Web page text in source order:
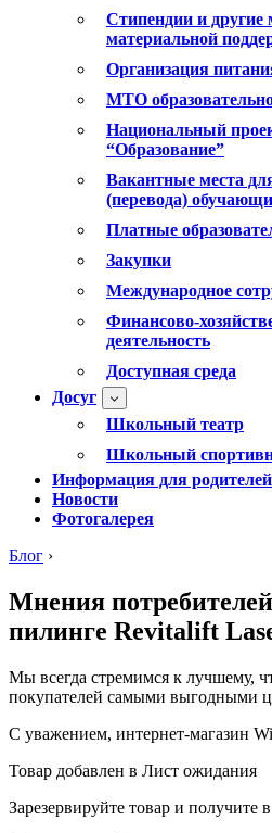
Стипендии и другие
материальной
Организация
МТО
Национальный
“Образование”
Вакантные места
(перевода)
Платные
Закупки
Международное
Финансово-
деятельность
Доступная среда
Досуг
Школьный театр
Школьный
Информация для родителей
Новости
Фотогалерея
Блог ›
Мнения
пилинге Revitalift
Мы всегда стремимся к лучшему,
покупателей самыми выгодными
С уважением, интернет-магазин
Товар добавлен в Лист ожидания
Зарезервируйте товар и получите